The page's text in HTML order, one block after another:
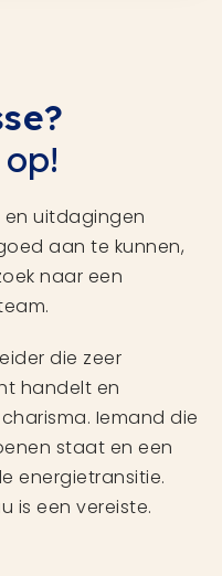
en uitdagingen
aan te kunnen,
naar een
die zeer
handelt en
Iemand die
staat en een
energietransitie.
is een vereiste.